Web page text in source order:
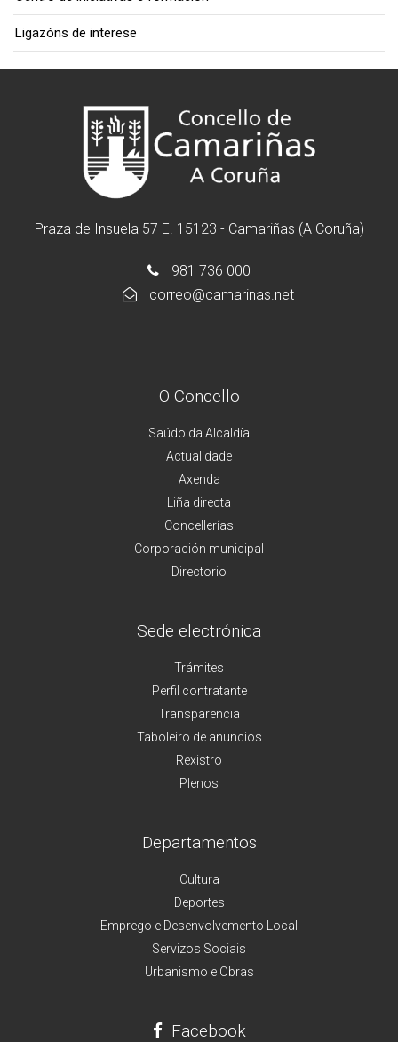
Ligazóns de interese
Praza de Insuela 57 E. 15123 - Camariñas (A Coruña)
981 736 000
correo@camarinas.net
O Concello
Saúdo da Alcaldía
Actualidade
Axenda
Liña directa
Concellerías
Corporación municipal
Directorio
Sede electrónica
Trámites
Perfil contratante
Transparencia
Taboleiro de anuncios
Rexistro
Plenos
Departamentos
Cultura
Deportes
Emprego e Desenvolvemento Local
Servizos Sociais
Urbanismo e Obras
Facebook